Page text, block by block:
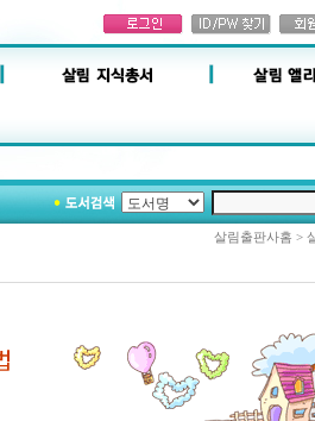
살림출판사홈 >